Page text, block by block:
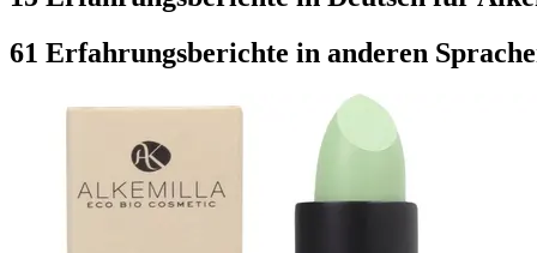
61 Erfahrungsberichte in anderen